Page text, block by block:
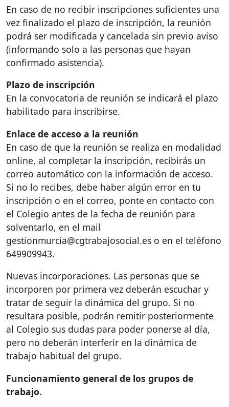
En caso de no recibir inscripciones suficientes una
vez finalizado el plazo de inscripción, la reunión
podrá ser modificada y cancelada sin previo aviso
(informando solo a las personas que hayan
confirmado asistencia).
Plazo de inscripción
En la convocatoria de reunión se indicará el plazo
habilitado para inscribirse.
Enlace de acceso a la reunión
En caso de que la reunión se realiza en modalidad
online, al completar la inscripción, recibirás un
correo automático con la información de acceso.
Si no lo recibes, debe haber algún error en tu
inscripción o en el correo, ponte en contacto con
el Colegio antes de la fecha de reunión para
solventarlo, en el mail
gestionmurcia@cgtrabajosocial.es o en el teléfono
649909943.
Nuevas incorporaciones. Las personas que se
incorporen por primera vez deberán escuchar y
tratar de seguir la dinámica del grupo. Si no
resultara posible, podrán remitir posteriormente
al Colegio sus dudas para poder ponerse al día,
pero no deberán interferir en la dinámica de
trabajo habitual del grupo.
Funcionamiento general de los grupos de
trabajo.